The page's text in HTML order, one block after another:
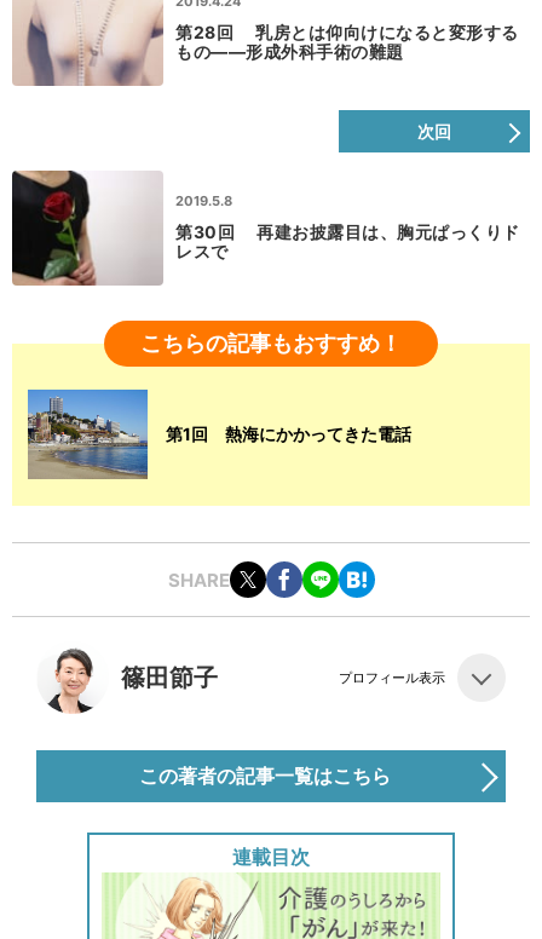
第28回 乳房とは仰向けになると変形する
もの――形成外科手術の難題
次回
2019.5.8
第30回 再建お披露目は、胸元ぱっくりド
レスで
こちらの記事もおすすめ！
第1回 熱海にかかってきた電話
SHARE
篠田節子 プロフィール表示
この著者の記事一覧はこちら
連載目次